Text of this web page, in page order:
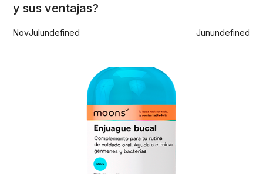
y sus ventajas?
NovJulundefined Junundefined